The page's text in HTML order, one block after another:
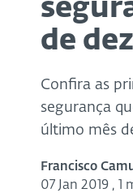
de
Confira as
segurança
último mês
Francisco
07 Jan 2019 ,